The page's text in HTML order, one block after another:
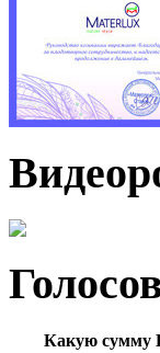
Какую сумму